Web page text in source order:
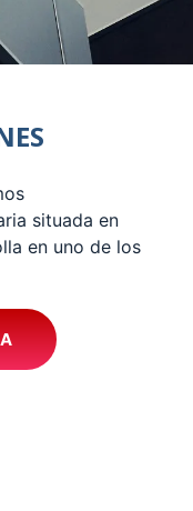
situada en
en uno de los